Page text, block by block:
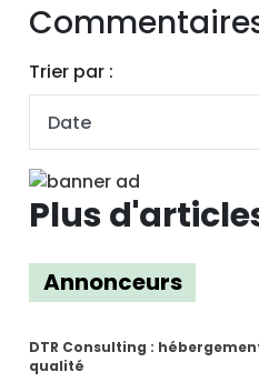
Trier par :
Plus
Annonceurs
DTR Consulting :
qualité